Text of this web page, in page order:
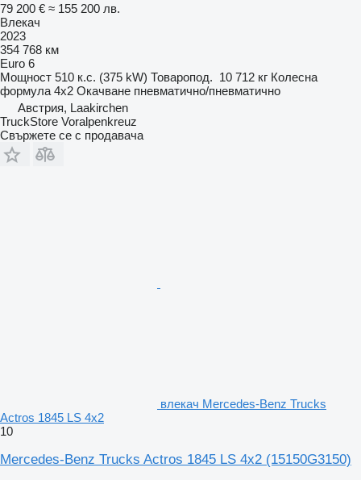
79 200 € ≈ 155 200 лв.
Влекач
2023
354 768 км
Euro 6
Мощност 510 к.с. (375 kW) Товаропод. 10 712 кг Колесна
формула 4x2 Окачване пневматично/пневматично
Австрия, Laakirchen
TruckStore Voralpenkreuz
Свържете се с продавача
влекач Mercedes-Benz Trucks
Actros 1845 LS 4x2
10
Mercedes-Benz Trucks Actros 1845 LS 4x2 (15150G3150)